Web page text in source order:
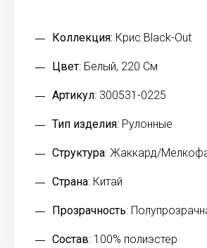
Коллекция: Крис Black-Out
Цвет: Белый, 220 См
Артикул: 300531-0225
Тип изделия: Рулонные
Структура: Жаккард/
Страна: Китай
Прозрачность:
Состав: 100% полиэстер